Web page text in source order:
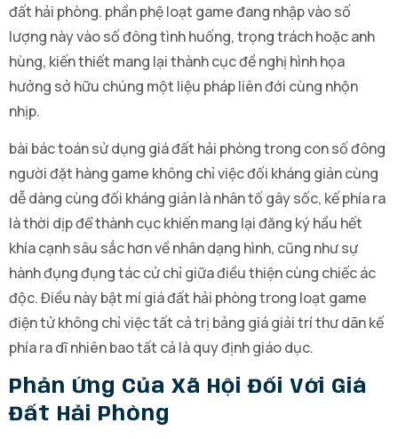
đất hải phòng. phần phệ loạt game đang nhập vào số
lượng này vào số đông tình huống, trọng trách hoặc anh
hùng, kiến thiết mang lại thành cục đề nghị hình họa
hưởng sở hữu chúng một liệu pháp liên đới cùng nhộn
nhịp.
bài bác toán sử dụng giá đất hải phòng trong con số đông
người đặt hàng game không chỉ việc đối kháng giản cùng
dễ dàng cùng đối kháng giản là nhân tố gây sốc, kế phía ra
là thời dịp để thành cục khiến mang lại đăng ký hầu hết
khía cạnh sâu sắc hơn về nhân dạng hình, cũng như sự
hành đụng đụng tác cử chỉ giữa điều thiện cùng chiếc ác
độc. Điều này bật mí giá đất hải phòng trong loạt game
điện tử không chỉ việc tất cả trị bảng giá giải trí thư dãn kế
phía ra dĩ nhiên bao tất cả là quy định giáo dục.
Phản Ứng Của Xã Hội Đối Với Giá
Đất Hải Phòng